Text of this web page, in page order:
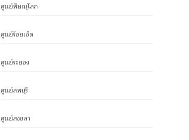
ศูนย์พิษณุโลก
ศูนย์ร้อยเอ็ด
ศูนย์ระยอง
ศูนย์ลพบุรี
ศูนย์สงขลา